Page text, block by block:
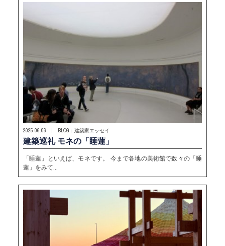
2025.06.06 | BLOG：建築家エッセイ
建築巡礼 モネの「睡蓮」
「睡蓮」といえば、モネです。 今まで各地の美術館で数々の「睡
蓮」をみて…